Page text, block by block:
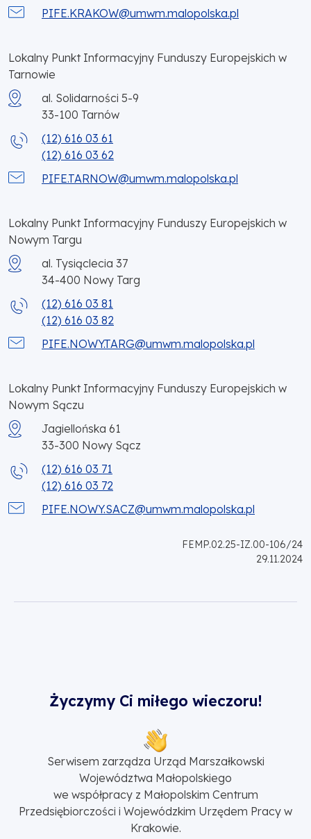
PIFE.KRAKOW@umwm.malopolska.pl
Lokalny Punkt Informacyjny Funduszy Europejskich w
Tarnowie
al. Solidarności 5-9
33-100 Tarnów
(12) 616 03 61
(12) 616 03 62
PIFE.TARNOW@umwm.malopolska.pl
Lokalny Punkt Informacyjny Funduszy Europejskich w
Nowym Targu
al. Tysiąclecia 37
34-400 Nowy Targ
(12) 616 03 81
(12) 616 03 82
PIFE.NOWY.TARG@umwm.malopolska.pl
Lokalny Punkt Informacyjny Funduszy Europejskich w
Nowym Sączu
Jagiellońska 61
33-300 Nowy Sącz
(12) 616 03 71
(12) 616 03 72
PIFE.NOWY.SACZ@umwm.malopolska.pl
FEMP.02.25-IZ.00-106/24
29.11.2024
Życzymy Ci miłego wieczoru!
Serwisem zarządza Urząd Marszałkowski
Województwa Małopolskiego
we współpracy z Małopolskim Centrum
Przedsiębiorczości i Wojewódzkim Urzędem Pracy w
Krakowie.